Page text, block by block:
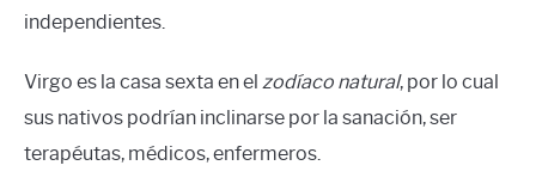
independientes.
Virgo es la casa sexta en el zodíaco natural, por lo cual
sus nativos podrían inclinarse por la sanación, ser
terapéutas, médicos, enfermeros.